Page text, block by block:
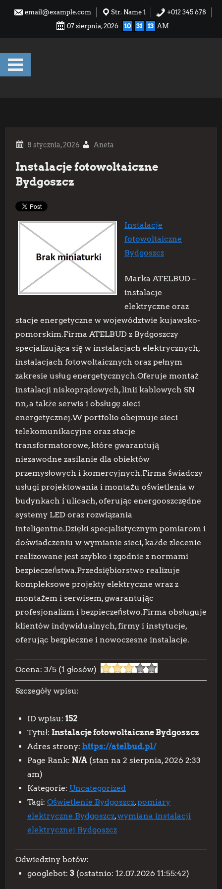
email@example.com Str. Name 1
+012 345 678
07 sierpnia, 2026
10 31 14 AM
Aneta
Instalacje fotowoltaiczne
Bydgoszcz
Instalacje
fotowoltaiczne
Bydgoszcz
Marka ATELBUD –
instalacje
elektryczne oraz
stacje energetyczne w województwie kujawsko-
pomorskim.Firma ATELBUD z Bydgoszczy
specjalizująca się w instalacjach elektrycznych,
instalacjach fotowoltaicznych oraz pełnym
zakresie usług energetycznych.Oferuje montaż
instalacji niskoprądowych, linii kablowych SN
nn, a także serwis i obsługę sieci
energetycznej.W portfolio obejmuje sieci
telekomunikacyjne oraz stacje
transformatorowe, które gwarantują
niezawodne zasilanie dla obiektów
przemysłowych i komercyjnych.Firma świadczy
usługi projektowania i montażu oświetlenia w
budynkach i ulicach, oferując energooszczędne
systemy LED oraz rozwiązania
inteligentne.Dzięki specjalistycznym pomiarom i
doświadczeniu w wymianie sieci, każde zlecenie
realizowane jest szybko i zgodnie z normami
bezpieczeństwa.Przedsiębiorstwo realizuje
kompleksowe projekty elektryczne wraz z
montażem i serwisem, gwarantując
profesjonalizm i bezpieczeństwo.Firma obsługuje
klientów indywidualnych, firmy i instytucje,
oferując bezpieczne i nowoczesne instalacje.
Ocena: 3/5 (1 głosów)
Szczegóły wpisu:
ID wpisu: 152
Tytuł: Instalacje fotowoltaiczne Bydgoszcz
Adres strony: https://atelbud.pl/
Page Rank: N/A (stan na 2 sierpnia, 2026 2:33
am)
Kategorie: Uncategorized
Tagi: Oświetlenie Bydgoszcz,pomiary
elektryczne Bydgoszcz,wymiana instalacji
elektrycznej Bydgoszcz
Odwiedziny botów:
googlebot: 3 (ostatnio: 12.07.2026 11:55:42)